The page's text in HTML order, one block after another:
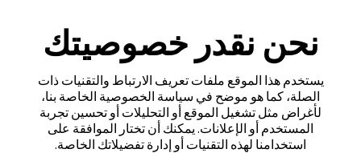
نحن نقدر خصوصيتك
يستخدم هذا الموقع ملفات تعريف الارتباط والتقنيات ذات
الصلة، كما هو موضح في سياسة الخصوصية الخاصة بنا،
لأغراض مثل تشغيل الموقع أو التحليلات أو تحسين تجربة
المستخدم أو الإعلانات. يمكنك أن تختار الموافقة على
استخدامنا لهذه التقنيات أو إدارة تفضيلاتك الخاصة.